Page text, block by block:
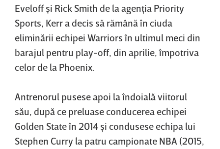
Eveloff şi Rick Smith de la agenţia Priority
Sports, Kerr a decis să rămână în ciuda
eliminării echipei Warriors în ultimul meci din
barajul pentru play-off, din aprilie, împotriva
celor de la Phoenix.
Antrenorul pusese apoi la îndoială viitorul
său, după ce preluase conducerea echipei
Golden State în 2014 şi condusese echipa lui
Stephen Curry la patru campionate NBA (2015,